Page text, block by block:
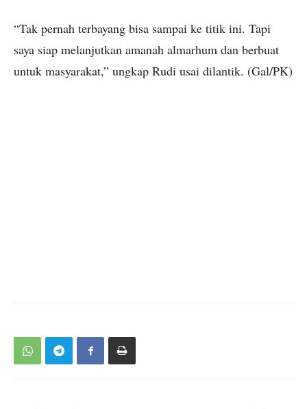
“Tak pernah terbayang bisa sampai ke titik ini. Tapi
saya siap melanjutkan amanah almarhum dan berbuat
untuk masyarakat,” ungkap Rudi usai dilantik. (Gal/PK)